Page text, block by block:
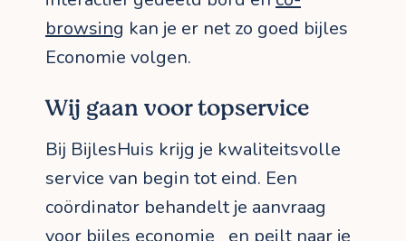
browsing kan je er net zo goed bijles
Economie volgen.
Wij gaan voor topservice
Bij BijlesHuis krijg je kwaliteitsvolle
service van begin tot eind. Een
coördinator behandelt je aanvraag